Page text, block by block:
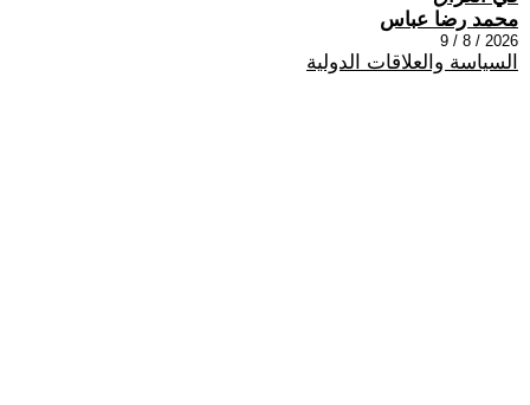
محمد رضا عباس
2026 / 8 / 9
السياسة والعلاقات الدولية